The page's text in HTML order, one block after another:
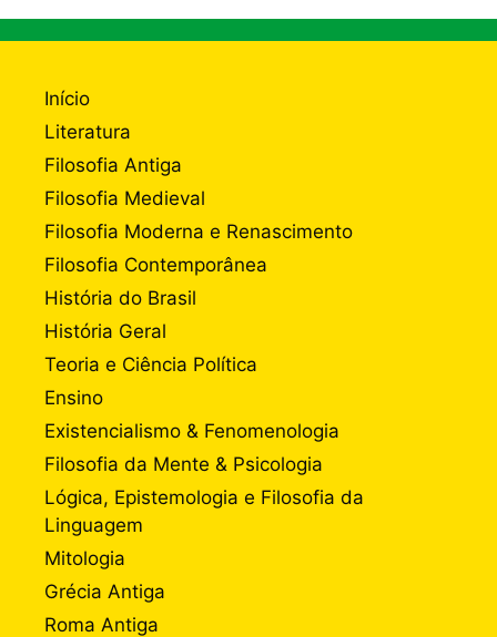
Início
Literatura
Filosofia Antiga
Filosofia Medieval
Filosofia Moderna e Renascimento
Filosofia Contemporânea
História do Brasil
História Geral
Teoria e Ciência Política
Ensino
Existencialismo & Fenomenologia
Filosofia da Mente & Psicologia
Lógica, Epistemologia e Filosofia da
Linguagem
Mitologia
Grécia Antiga
Roma Antiga